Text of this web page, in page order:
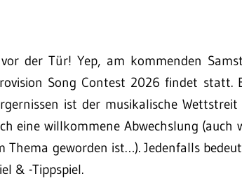
vor der Tür! Yep, am kommenden
Song Contest 2026 findet statt.
ist der musikalische
eine willkommene Abwechslung (auch
Thema geworden ist…). Jedenfalls
& -Tippspiel.